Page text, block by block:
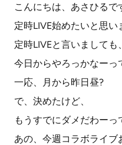
こんにちは、あさひるで
定時LIVE始めたいと思い
定時LIVEと言いましても、
今日からやろっかなーっ
一応、月から昨日昼?
で、決めたけど、
もうすでにダメだわーっ
あの、今週コラボライブ